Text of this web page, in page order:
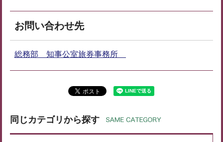
お問い合わせ先
総務部 知事公室旅券事務所
同じカテゴリから探す